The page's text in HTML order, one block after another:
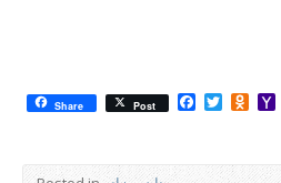
Share Post Facebook
Twitter